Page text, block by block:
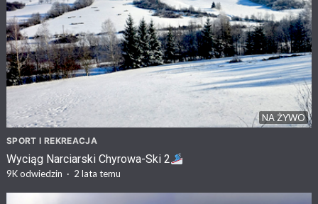
NA ŻYWO
SPORT I REKREACJA
Wyciąg Narciarski Chyrowa-Ski 2
9Kodwiedzin · 2 lata temu